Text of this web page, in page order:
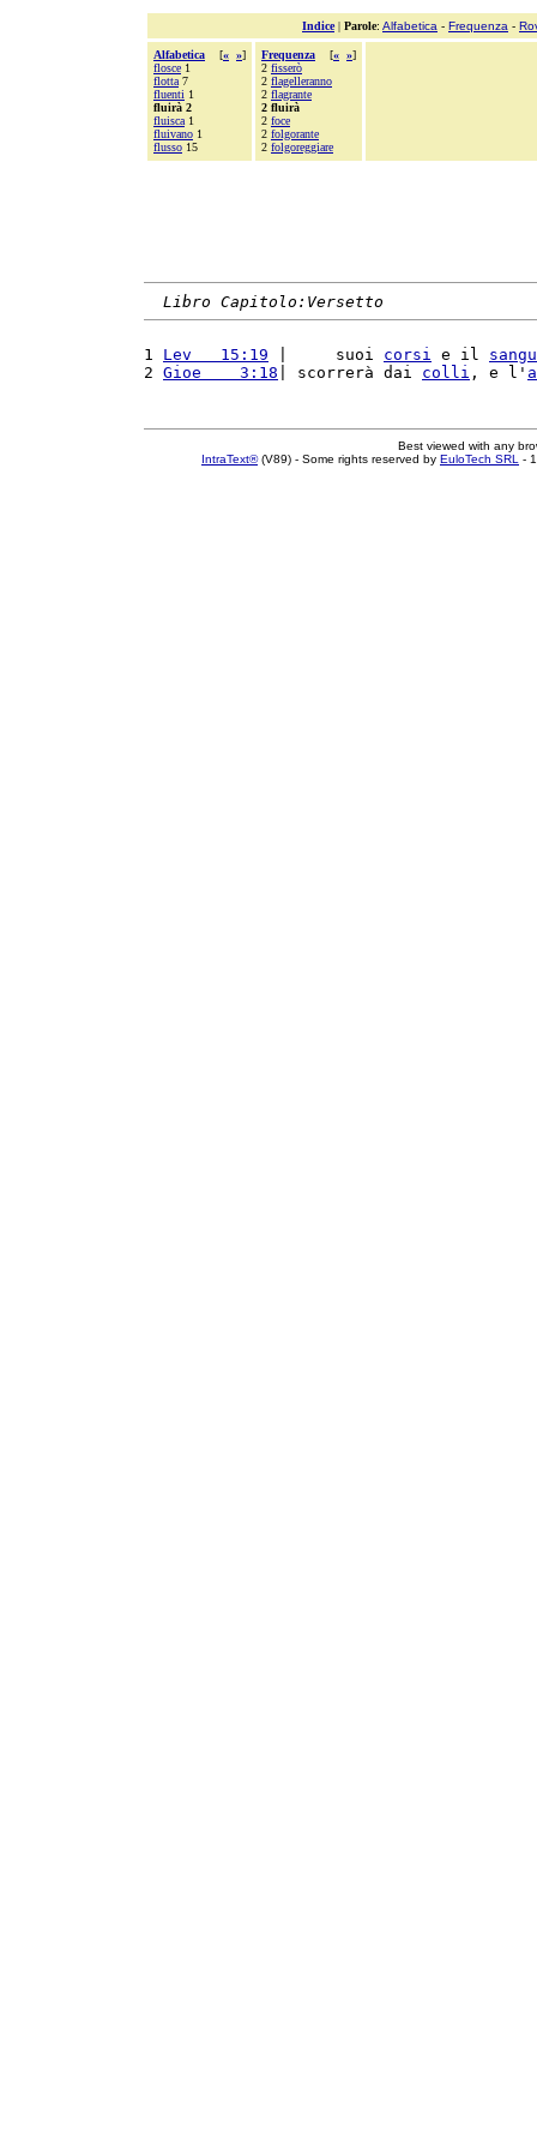
Indice| Parole: Alfabetica - Frequenza -
Alfabetica [« »]
flosce 1
flotta 7
fluenti 1
fluirà 2
fluisca 1
fluivano 1
flusso 15
Frequenza [« »]
2 fisserò
2 flagelleranno
2 flagrante
2 fluirà
2 foce
2 folgorante
2 folgoreggiare
Libro Capitolo:Versetto
1 Lev   15:19 |     suoi corsi e il
2 Gioe    3:18 | scorrerà dai colli , e l'
Best viewed with any
IntraText®(V89) - Some rights reserved by EuloTech SRL -